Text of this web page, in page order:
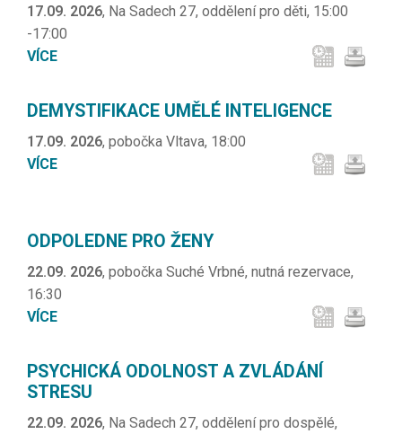
17.09. 2026, Na Sadech 27, oddělení pro děti, 15:00
-17:00
VÍCE
DEMYSTIFIKACE UMĚLÉ INTELIGENCE
17.09. 2026, pobočka Vltava, 18:00
VÍCE
ODPOLEDNE PRO ŽENY
22.09. 2026, pobočka Suché Vrbné, nutná rezervace,
16:30
VÍCE
PSYCHICKÁ ODOLNOST A ZVLÁDÁNÍ
STRESU
22.09. 2026, Na Sadech 27, oddělení pro dospělé,